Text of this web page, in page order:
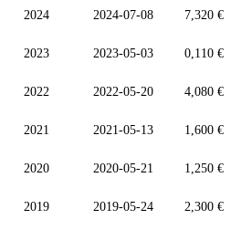
2024 2024-07-08 7,320 €
2023 2023-05-03 0,110 €
2022 2022-05-20 4,080 €
2021 2021-05-13 1,600 €
2020 2020-05-21 1,250 €
2019 2019-05-24 2,300 €